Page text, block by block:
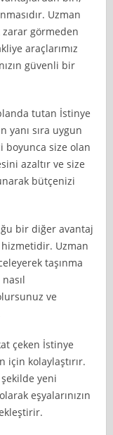
Uzman
zarar görmeden
araçlarımız
güvenli bir
tutan İstinye
yanı sıra uygun
boyunca size olan
azaltır ve size
bütçenizi
bir diğer avantaj
Uzman
taşınma
ve
çeken İstinye
için kolaylaştırır.
şekilde yeni
eşyalarınızın